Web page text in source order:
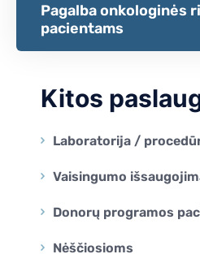
Pagalba onkologinės
pacientams
Kitos
Laboratorija /
Vaisingumo
Donorų programos
Nėščiosioms